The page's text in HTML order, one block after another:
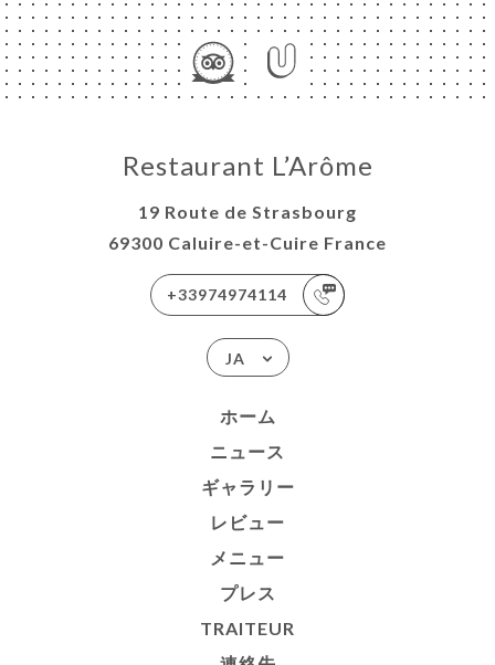
Restaurant L’Arôme
19 Route de Strasbourg
69300 Caluire-et-Cuire France
+33974974114
JA
ホーム
ニュース
ギャラリー
レビュー
メニュー
プレス
TRAITEUR